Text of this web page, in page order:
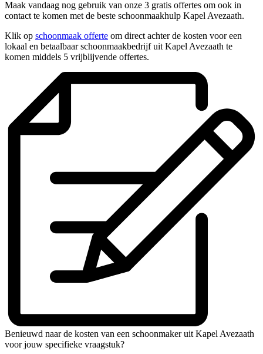
Maak vandaag nog gebruik van onze 3 gratis offertes om ook in
contact te komen met de beste schoonmaakhulp Kapel Avezaath.
Klik op schoonmaak offerte om direct achter de kosten voor een
lokaal en betaalbaar schoonmaakbedrijf uit Kapel Avezaath te
komen middels 5 vrijblijvende offertes.
Benieuwd naar de kosten van een schoonmaker uit Kapel Avezaath
voor jouw specifieke vraagstuk?